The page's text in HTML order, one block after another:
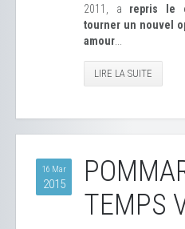
2011, a repris le
tourner un nouvel
amour
LIRE LA SUITE
16 Mar
2015
TEMPS